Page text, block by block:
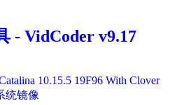
- VidCoder v9.17